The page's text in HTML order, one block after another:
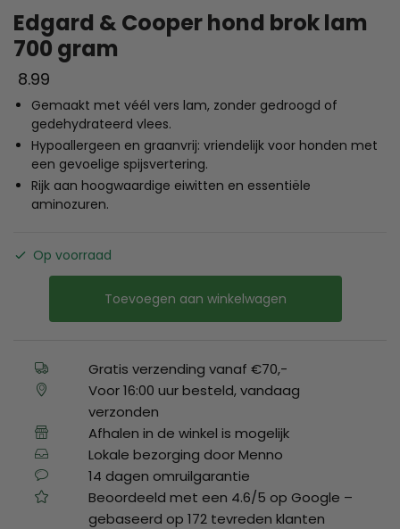
Edgard & Cooper hond brok lam
700 gram
8.99
Gemaakt met véél vers lam, zonder gedroogd of
gedehydrateerd vlees.
Hypoallergeen en graanvrij: vriendelijk voor honden met
een gevoelige spijsvertering.
Rijk aan hoogwaardige eiwitten en essentiële
aminozuren.
Op voorraad
Toevoegen aan winkelwagen
Gratis verzending vanaf €70,-
Voor 16:00 uur besteld, vandaag
verzonden
Afhalen in de winkel is mogelijk
Lokale bezorging door Menno
14 dagen omruilgarantie
Beoordeeld met een 4.6/5 op Google –
gebaseerd op 172 tevreden klanten